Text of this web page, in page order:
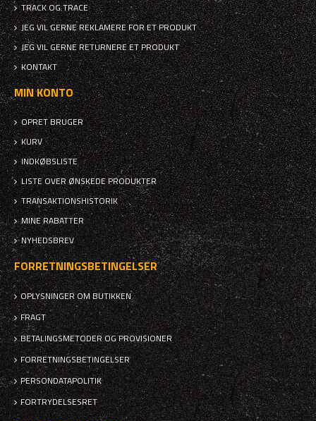
TRACK OG TRACE
JEG VIL GERNE REKLAMERE FOR ET PRODUKT
JEG VIL GERNE RETURNERE ET PRODUKT
KONTAKT
MIN KONTO
OPRET BRUGER
KURV
INDKØBSLISTE
LISTE OVER ØNSKEDE PRODUKTER
TRANSAKTIONSHISTORIK
MINE RABATTER
NYHEDSBREV
FORRETNINGSBETINGELSER
OPLYSNINGER OM BUTIKKEN
FRAGT
BETALINGSMETODER OG PROVISIONER
FORRETNINGSBETINGELSER
PERSONDATAPOLITIK
FORTRYDELSESRET